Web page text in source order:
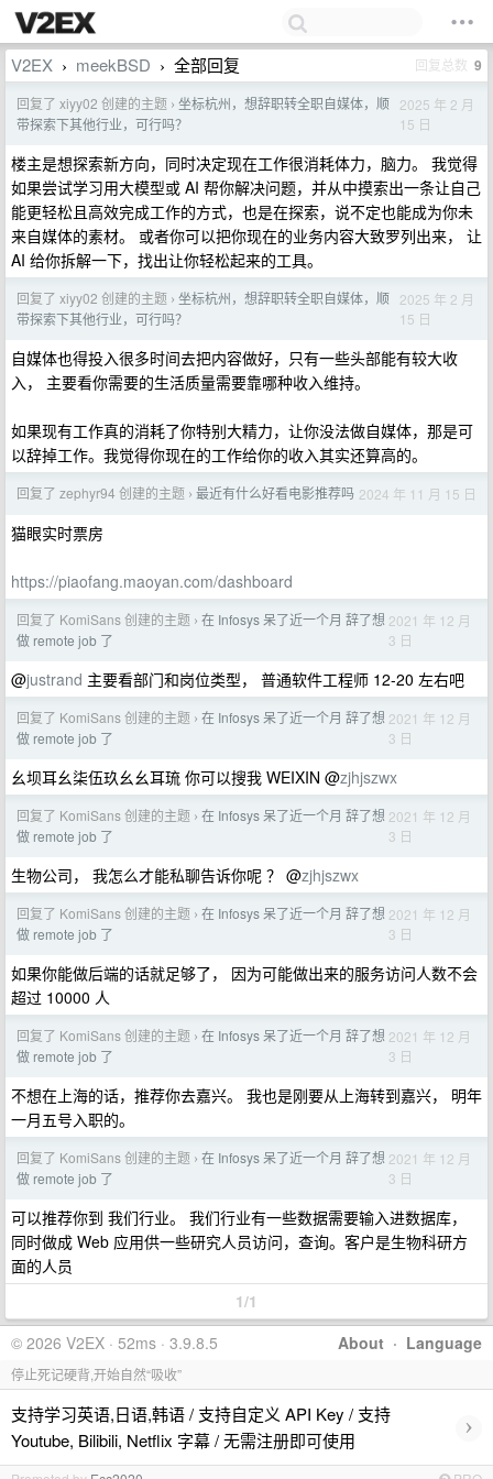
V2EX › meekBSD › 全部回复 回复总数 9
回复了 xiyy02 创建的主题 › 坐标杭州，想辞职转全职自媒体，顺
带探索下其他行业，可行吗？
2025 年 2 月
15 日
楼主是想探索新方向，同时决定现在工作很消耗体力，脑力。 我觉得
如果尝试学习用大模型或 AI 帮你解决问题，并从中摸索出一条让自己
能更轻松且高效完成工作的方式，也是在探索，说不定也能成为你未
来自媒体的素材。 或者你可以把你现在的业务内容大致罗列出来， 让
AI 给你拆解一下，找出让你轻松起来的工具。
回复了 xiyy02 创建的主题 › 坐标杭州，想辞职转全职自媒体，顺
带探索下其他行业，可行吗？
2025 年 2 月
15 日
自媒体也得投入很多时间去把内容做好，只有一些头部能有较大收
入， 主要看你需要的生活质量需要靠哪种收入维持。
如果现有工作真的消耗了你特别大精力，让你没法做自媒体，那是可
以辞掉工作。我觉得你现在的工作给你的收入其实还算高的。
回复了 zephyr94 创建的主题 › 最近有什么好看电影推荐吗 2024 年 11 月 15 日
猫眼实时票房
https://piaofang.maoyan.com/dashboard
回复了 KomiSans 创建的主题 › 在 Infosys 呆了近一个月 辞了想
做 remote job 了
2021 年 12 月
3 日
@justrand 主要看部门和岗位类型， 普通软件工程师 12-20 左右吧
回复了 KomiSans 创建的主题 › 在 Infosys 呆了近一个月 辞了想
做 remote job 了
2021 年 12 月
3 日
幺坝耳幺柒伍玖幺幺耳琉 你可以搜我 WEIXIN @zjhjszwx
回复了 KomiSans 创建的主题 › 在 Infosys 呆了近一个月 辞了想
做 remote job 了
2021 年 12 月
3 日
生物公司， 我怎么才能私聊告诉你呢 ？ @zjhjszwx
回复了 KomiSans 创建的主题 › 在 Infosys 呆了近一个月 辞了想
做 remote job 了
2021 年 12 月
3 日
如果你能做后端的话就足够了， 因为可能做出来的服务访问人数不会
超过 10000 人
回复了 KomiSans 创建的主题 › 在 Infosys 呆了近一个月 辞了想
做 remote job 了
2021 年 12 月
3 日
不想在上海的话，推荐你去嘉兴。 我也是刚要从上海转到嘉兴， 明年
一月五号入职的。
回复了 KomiSans 创建的主题 › 在 Infosys 呆了近一个月 辞了想
做 remote job 了
2021 年 12 月
3 日
可以推荐你到 我们行业。 我们行业有一些数据需要输入进数据库，
同时做成 Web 应用供一些研究人员访问，查询。客户是生物科研方
面的人员
1/1
About · Language
© 2026 V2EX · 52ms · 3.9.8.5
停止死记硬背,开始自然“吸收”
支持学习英语,日语,韩语 / 支持自定义 API Key / 支持
Youtube, Bilibili, Netflix 字幕 / 无需注册即可使用
›